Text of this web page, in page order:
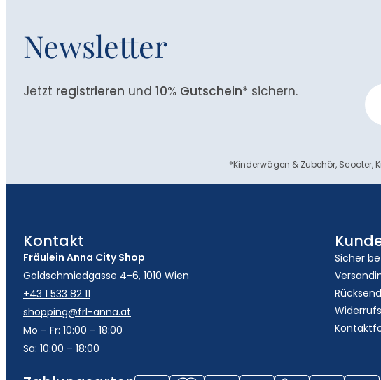
Newsletter
Jetzt registrieren und 10% Gutschein* sichern.
*Kinderwägen & Zubehör,
Kontakt
Fräulein Anna City Shop
Goldschmiedgasse 4-6, 1010 Wien
+43 1 533 82 11
shopping@frl-anna.at
Mo – Fr: 10:00 – 18:00
Sa: 10:00 – 18:00
Sicher